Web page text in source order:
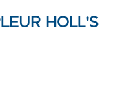
HOLL'S